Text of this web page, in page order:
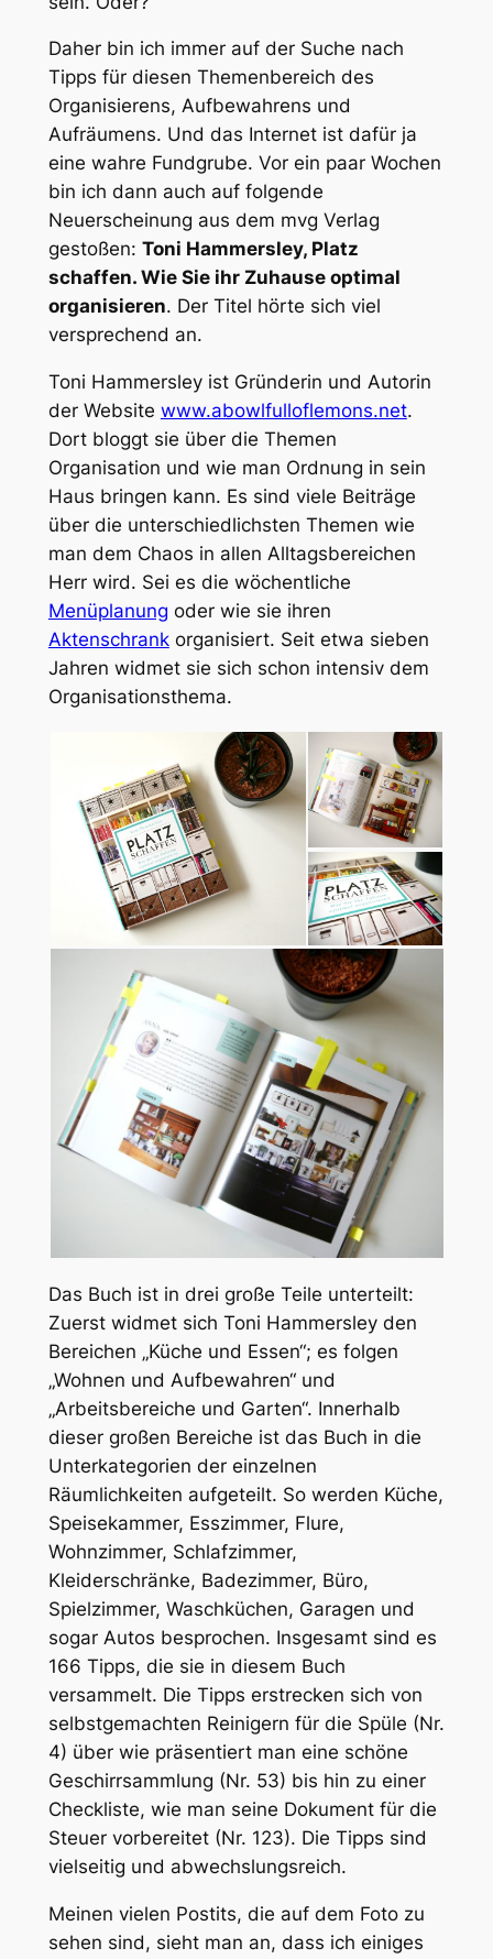
Daher bin ich immer auf der Suche nach
Tipps für diesen Themenbereich des
Organisierens, Aufbewahrens und
Aufräumens. Und das Internet ist dafür ja
eine wahre Fundgrube. Vor ein paar Wochen
bin ich dann auch auf folgende
Neuerscheinung aus dem mvg Verlag
gestoßen: Toni Hammersley, Platz
schaffen. Wie Sie ihr Zuhause optimal
organisieren. Der Titel hörte sich viel
versprechend an.
Toni Hammersley ist Gründerin und Autorin
der Website www.abowlfulloflemons.net.
Dort bloggt sie über die Themen
Organisation und wie man Ordnung in sein
Haus bringen kann. Es sind viele Beiträge
über die unterschiedlichsten Themen wie
man dem Chaos in allen Alltagsbereichen
Herr wird. Sei es die wöchentliche
Menüplanung oder wie sie ihren
Aktenschrankorganisiert. Seit etwa sieben
Jahren widmet sie sich schon intensiv dem
Organisationsthema.
Das Buch ist in drei große Teile unterteilt:
Zuerst widmet sich Toni Hammersley den
Bereichen „Küche und Essen“; es folgen
„Wohnen und Aufbewahren“ und
„Arbeitsbereiche und Garten“. Innerhalb
dieser großen Bereiche ist das Buch in die
Unterkategorien der einzelnen
Räumlichkeiten aufgeteilt. So werden Küche,
Speisekammer, Esszimmer, Flure,
Wohnzimmer, Schlafzimmer,
Kleiderschränke, Badezimmer, Büro,
Spielzimmer, Waschküchen, Garagen und
sogar Autos besprochen. Insgesamt sind es
166 Tipps, die sie in diesem Buch
versammelt. Die Tipps erstrecken sich von
selbstgemachten Reinigern für die Spüle (Nr.
4) über wie präsentiert man eine schöne
Geschirrsammlung (Nr. 53) bis hin zu einer
Checkliste, wie man seine Dokument für die
Steuer vorbereitet (Nr. 123). Die Tipps sind
vielseitig und abwechslungsreich.
Meinen vielen Postits, die auf dem Foto zu
sehen sind, sieht man an, dass ich einiges